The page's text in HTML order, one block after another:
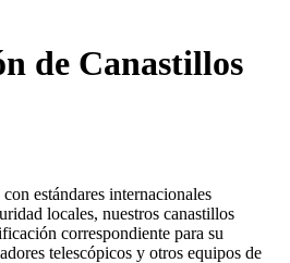
de Canastillos
estándares internacionales
locales, nuestros canastillos
correspondiente para su
telescópicos y otros equipos de